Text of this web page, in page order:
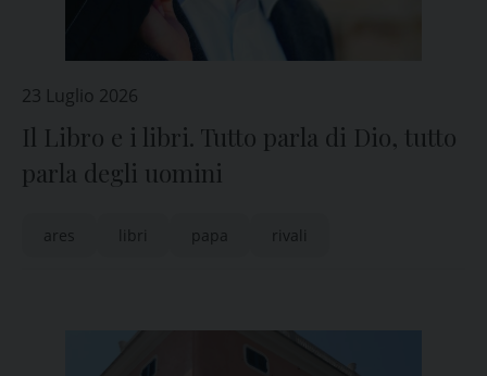
23 Luglio 2026
Il Libro e i libri. Tutto parla di Dio, tutto
parla degli uomini
ares libri papa rivali